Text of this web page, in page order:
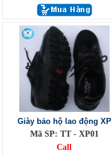
Giày bảo hộ lao động XP
Mã SP: TT - XP01
Call